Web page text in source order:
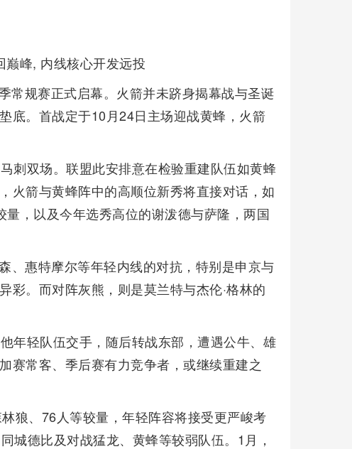
巅峰, 内线核心开发远投
常规赛正式启幕。火箭并未跻身揭幕战与圣诞
底。首战定于10月24日主场迎战黄蜂，火箭
刺双场。联盟此安排意在检验重建队伍如黄蜂
火箭与黄蜂阵中的高顺位新秀将直接对话，如
量，以及今年选秀高位的谢泼德与萨隆，两国
、惠特摩尔等年轻内线的对抗，特别是申京与
彩。而对阵灰熊，则是莫兰特与杰伦·格林的
年轻队伍交手，随后转战东部，遭遇公牛、雄
赛常客、季后赛有力竞争者，或继续重建之
狼、76人等较量，年轻阵容将接受更严峻考
城德比及对战猛龙、黄蜂等较弱队伍。1月，